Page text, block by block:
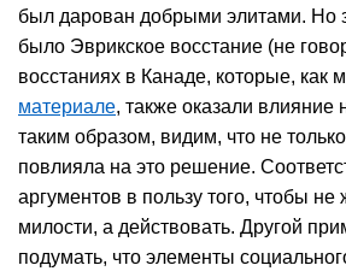
был дарован добрыми элитами. Но
было Эврикское восстание (не
восстаниях в Канаде, которые, как
материале, также оказали влияние
таким образом, видим, что не
повлияла на это решение.
аргументов в пользу того, чтобы не
милости, а действовать. Другой
подумать, что элементы